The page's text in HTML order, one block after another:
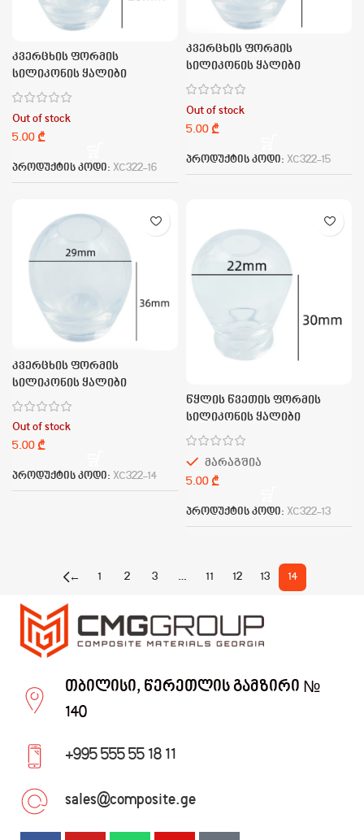
კვერცხის ფორმის
სილიკონის ყალიბი
Out of stock
₾
პროდუქტის კოდი: XC322-16
კვერცხის ფორმის
სილიკონის ყალიბი
Out of stock
₾
პროდუქტის კოდი: XC322-15
კვერცხის ფორმის
სილიკონის ყალიბი
Out of stock
₾
პროდუქტის კოდი: XC322-14
წყლის წვეთის ფორმის
სილიკონის ყალიბი
მარაგშია
₾
პროდუქტის კოდი: XC322-13
← 1 2 3 … 11 12 13 14
თბილისი, წერეთლის გამზირი №
140
+995 555 55 18 11
sales@composite.ge